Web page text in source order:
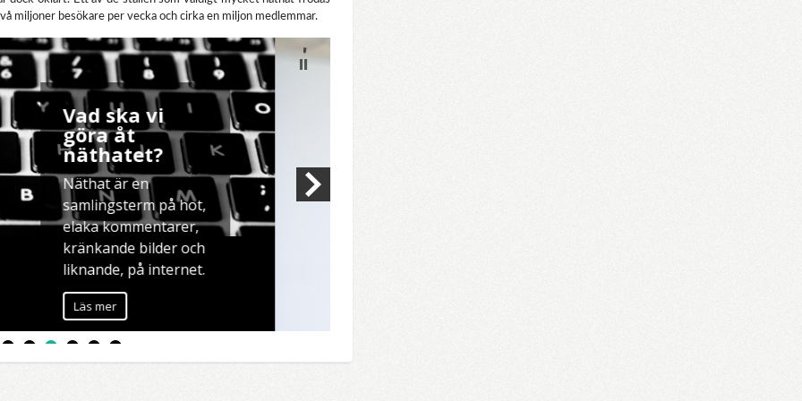
miljoner besökare per vecka och cirka en miljon medlemmar.
Tjäna pengar
på Youtube
Den som vill tjäna
pengar på digitala
medier bör verkligen
fundera över att
starta en egen
Youtube-kanal.